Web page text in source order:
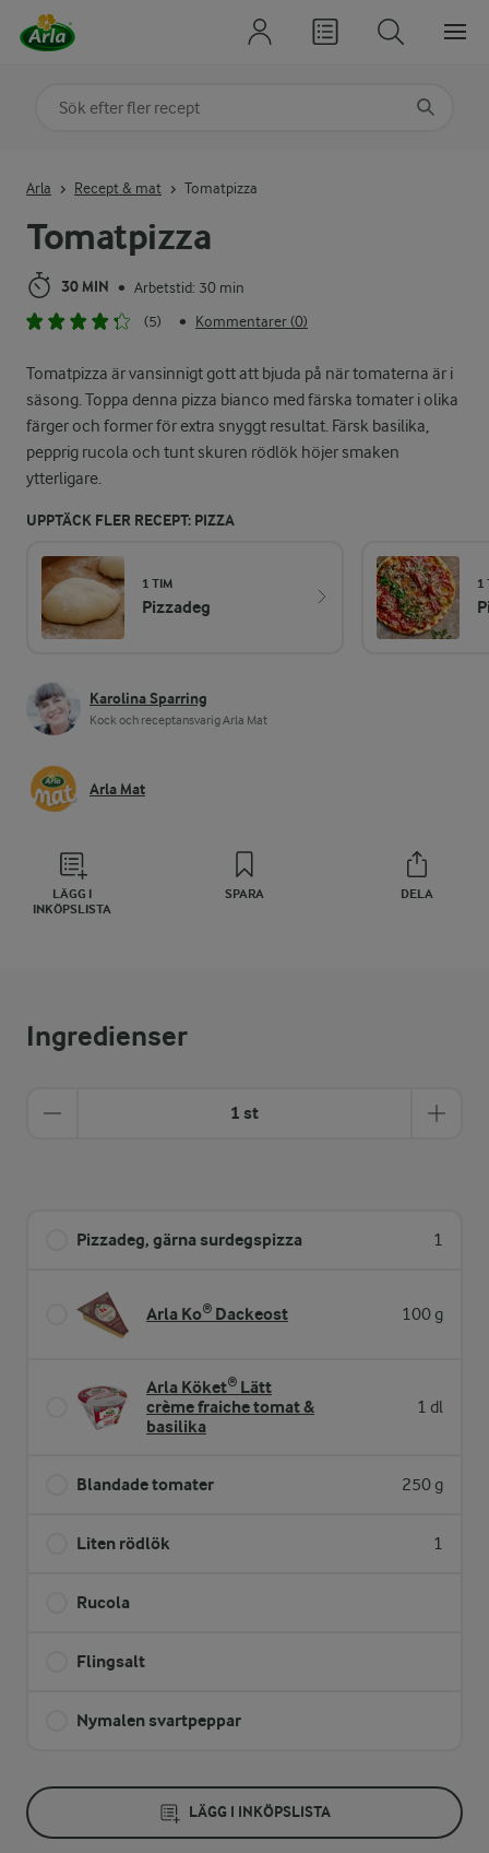
Tomatpizza
30 MIN • Arbetstid: 30 min
(5)
• Kommentarer (0)
Tomatpizza är vansinnigt gott att bjuda på när tomaterna är i
säsong. Toppa denna pizza bianco med färska tomater i olika
färger och former för extra snyggt resultat. Färsk basilika,
pepprig rucola och tunt skuren rödlök höjer smaken
ytterligare.
UPPTÄCK FLER RECEPT: PIZZA
1 TIM
Pizzadeg
1
Karolina Sparring
Kock och receptansvarig Arla Mat
Arla Mat
LÄGG I
INKÖPSLISTA
SPARA DELA
Arla Recept & mat Tomatpizza
Ingredienser
1 st
Pizzadeg, gärna surdegspizza 1
Arla Ko® Dackeost 100 g
Arla Köket® Lätt
crème fraiche tomat &
basilika
1 dl
Blandade tomater 250 g
Liten rödlök 1
Rucola
Flingsalt
Nymalen svartpeppar
LÄGG I INKÖPSLISTA
Sök på kategori eller ingrediens